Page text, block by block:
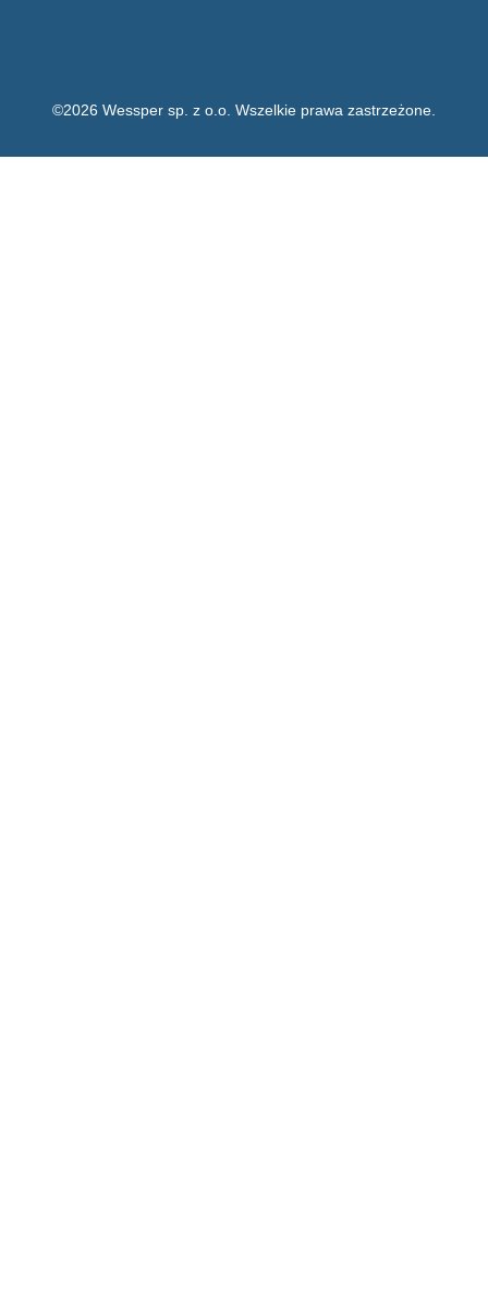
©2026 Wessper sp. z o.o. Wszelkie prawa zastrzeżone.